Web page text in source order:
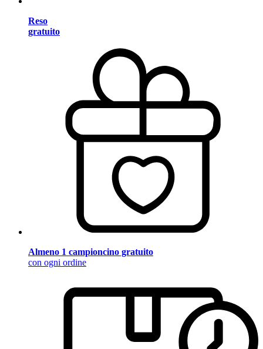
Reso
gratuito
Almeno 1 campioncino gratuito
con ogni ordine